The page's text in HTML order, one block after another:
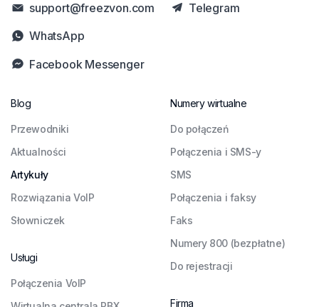
support@freezvon.com
Facebook Messenger
Telegram
WhatsApp
Blog
Przewodniki
Aktualności
Artykuły
Rozwiązania VoIP
Słowniczek
Usługi
Połączenia VoIP
Numery wirtualne
Do połączeń
Połączenia i SMS-y
SMS
Połączenia i faksy
Faks
Numery 800 (bezpłatne)
Do rejestracji
Firma